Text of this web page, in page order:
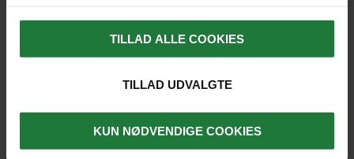
TILLAD ALLE COOKIES
TILLAD UDVALGTE
KUN NØDVENDIGE COOKIES
Argentina: